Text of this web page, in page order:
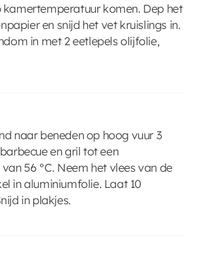
kamertemperatuur komen. Dep het
en snijd het vet kruislings in.
in met 2 eetlepels olijfolie,
naar beneden op hoog vuur 3
en gril tot een
56 °C. Neem het vlees van de
in aluminiumfolie. Laat 10
in plakjes.